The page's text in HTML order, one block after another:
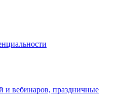
и вебинаров, праздничные